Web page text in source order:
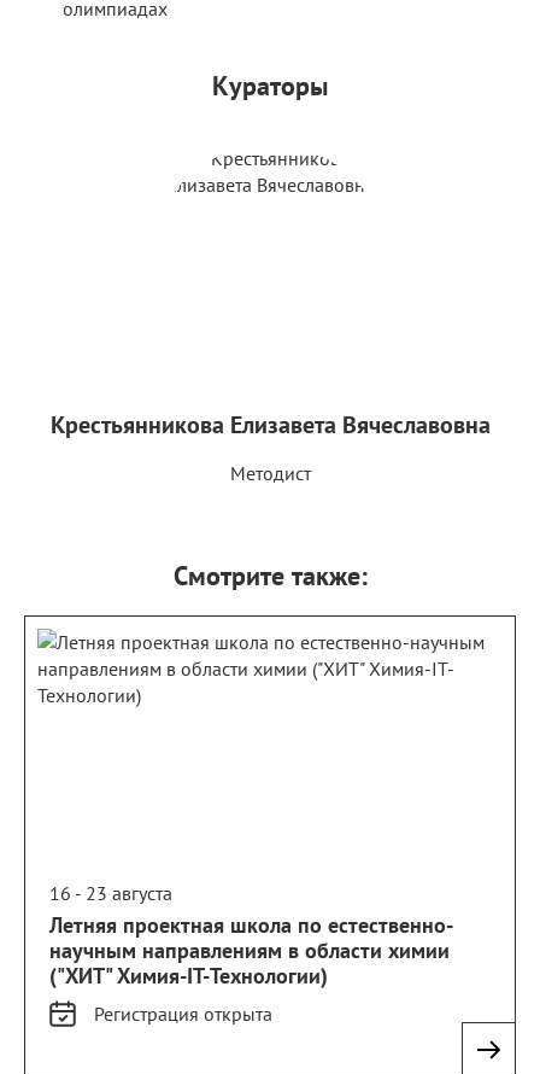
олимпиадах
Кураторы
Крестьянникова Елизавета Вячеславовна
Методист
Смотрите также:
16 - 23 августа
Летняя проектная школа по естественно-
научным направлениям в области химии
("ХИТ" Химия-IT-Технологии)
Регистрация открыта